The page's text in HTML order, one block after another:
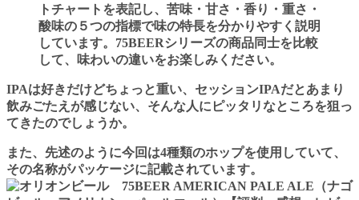
トチャートを表記し、苦味・甘さ・香り・重さ・
酸味の５つの指標で味の特長を分かりやすく説明
しています。75BEERシリーズの商品同士を比較
して、味わいの違いをお楽しみください。
IPAは好きだけどちょっと重い、セッションIPAだとあまり
飲みごたえが感じない、そんな人にピッタリなところを狙っ
てきたのでしょうか。
また、先述のように今回は4種類のホップを使用していて、
その名称がパッケージに記載されています。